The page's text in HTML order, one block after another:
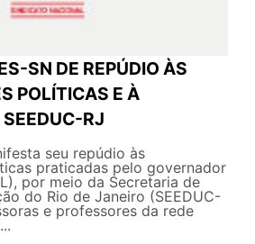
SN DE REPÚDIO ÀS
POLÍTICAS E À
RJ
seu repúdio às
praticadas pelo governador
por meio da Secretaria de
do Rio de Janeiro (SEEDUC-
e professores da rede